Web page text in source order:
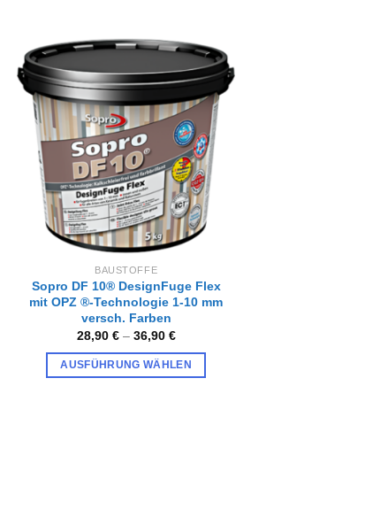
weist
Varianten
auf.
Die
Optionen
können
auf
der
Produktseite
gewählt
werden
Zur
Wunschliste
hinzufügen
BAUSTOFFE
Sopro DF 10® DesignFuge Flex
mit OPZ ®-Technologie 1-10 mm
versch. Farben
28,90 €– 36,90 €
AUSFÜHRUNG WÄHLEN